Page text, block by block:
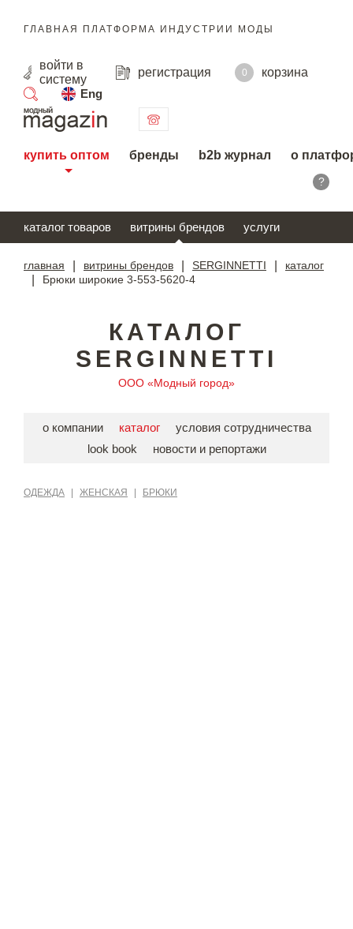
ГЛАВНАЯ ПЛАТФОРМА ИНДУСТРИИ МОДЫ
войти в
систему
регистрация 0
корзина
Eng
поиск
купить оптом бренды b2b журнал о
?
каталог товаров витрины брендов услуги
главная витрины брендов SERGINNETTI каталог
Брюки широкие 3-553-5620-4
КАТАЛОГ
SERGINNETTI
ООО «Модный город»
о компании каталог
условия сотрудничества
look book
новости и репортажи
ОДЕЖДА ЖЕНСКАЯ БРЮКИ